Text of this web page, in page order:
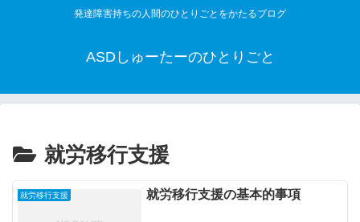
発達障害持ちの人間のひとりごとをかたるブログ
ASDしゅーたーのひとりごと
就労移行支援
就労移行支援 就労移行支援の基本的事項